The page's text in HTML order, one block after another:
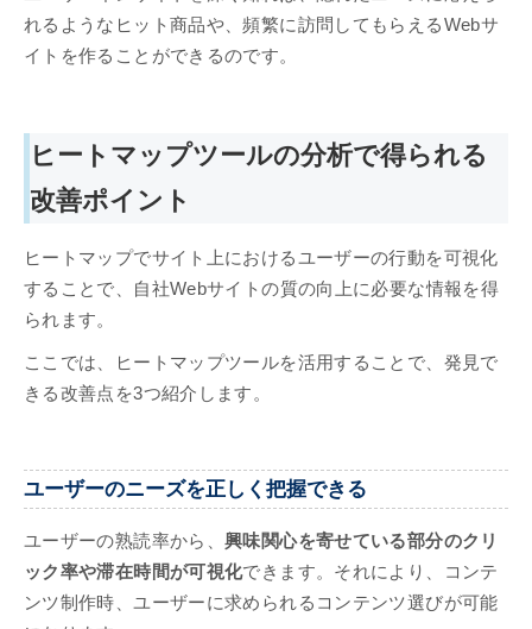
れるようなヒット商品や、頻繁に訪問してもらえるWebサ
イトを作ることができるのです。
ヒートマップツールの分析で得られる
改善ポイント
ヒートマップでサイト上におけるユーザーの行動を可視化
することで、自社Webサイトの質の向上に必要な情報を得
られます。
ここでは、ヒートマップツールを活用することで、発見で
きる改善点を3つ紹介します。
ユーザーのニーズを正しく把握できる
ユーザーの熟読率から、興味関心を寄せている部分のクリ
ック率や滞在時間が可視化できます。それにより、コンテ
ンツ制作時、ユーザーに求められるコンテンツ選びが可能